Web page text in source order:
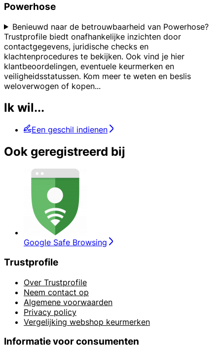
Powerhose
Benieuwd naar de betrouwbaarheid van Powerhose?
Trustprofile biedt onafhankelijke inzichten door
contactgegevens, juridische checks en
klachtenprocedures te bekijken. Ook vind je hier
klantbeoordelingen, eventuele keurmerken en
veiligheidsstatussen. Kom meer te weten en beslis
weloverwogen of kopen...
Ik wil...
Een geschil indienen
Ook geregistreerd bij
Google Safe Browsing
Trustprofile
Over Trustprofile
Neem contact op
Algemene voorwaarden
Privacy policy
Vergelijking webshop keurmerken
Informatie voor consumenten